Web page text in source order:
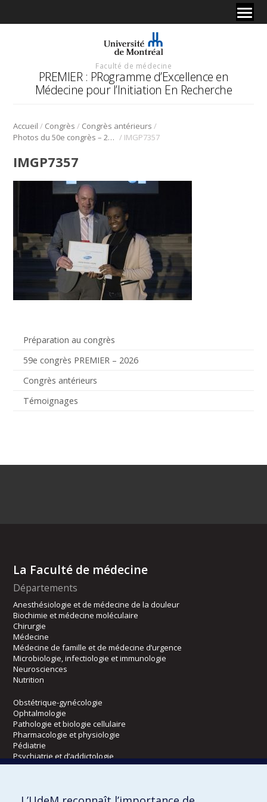
Faculté de médecine
PREMIER : PRogramme d’Excellence en
Médecine pour l’Initiation En Recherche
Accueil / Congrès / Congrès antérieurs /
Photos du 50e congrès – 2017 / IMGP7357
Préparation au congrès
59e congrès PREMIER – 2026
Congrès antérieurs
Témoignages
IMGP7357
La Faculté de médecine
Départements
Anesthésiologie et de médecine de la douleur
Biochimie et médecine moléculaire
Chirurgie
Médecine
Médecine de famille et de médecine d’urgence
Microbiologie, infectiologie et immunologie
Neurosciences
Nutrition
Obstétrique-gynécologie
Ophtalmologie
Pathologie et biologie cellulaire
Pharmacologie et physiologie
Pédiatrie
Psychiatrie et d’addictologie
Radiologie, radio-oncologie et médecine nucléaire